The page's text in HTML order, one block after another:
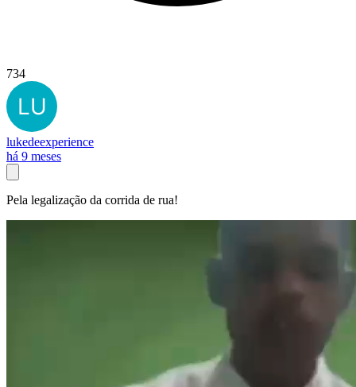
734
lukedeexperience
há 9 meses
Pela legalização da corrida de rua!